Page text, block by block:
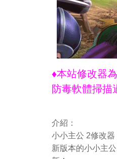
♦本站修改器
防毒軟體掃描
介紹：
小小主公 2修改
新版本的小小主